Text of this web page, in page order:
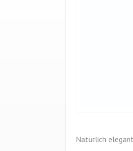
Natürlich